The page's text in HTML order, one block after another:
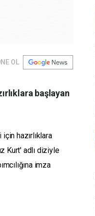
OL
başlayan
hazırlıklara
Kurt' adlı diziyle
imza